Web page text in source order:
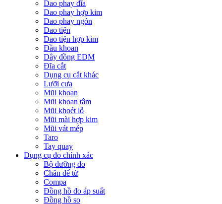
Dao phay đĩa
Dao phay hợp kim
Dao phay ngón
Dao tiện
Dao tiện hợp kim
Đầu khoan
Dây đồng EDM
Đĩa cắt
Dụng cụ cắt khác
Lưỡi cưa
Mũi khoan
Mũi khoan tâm
Mũi khoét lỗ
Mũi mài hợp kim
Mũi vát mép
Taro
Tay quay
Dụng cụ đo chính xác
Bộ dưỡng đo
Chân đế từ
Compa
Đồng hồ đo áp suất
Đồng hồ so